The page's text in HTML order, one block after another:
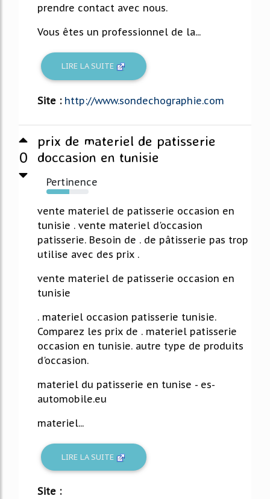
prendre contact avec nous.
Vous êtes un professionnel de la...
LIRE LA SUITE
Site : http://www.sondechographie.com
0
prix de materiel de patisserie
doccasion en tunisie
Pertinence
54%
vente materiel de patisserie occasion en
tunisie . vente materiel d'occasion
patisserie. Besoin de . de pâtisserie pas trop
utilise avec des prix .
vente materiel de patisserie occasion en
tunisie
. materiel occasion patisserie tunisie.
Comparez les prix de . materiel patisserie
occasion en tunisie. autre type de produits
d'occasion.
materiel du patisserie en tunise - es-
automobile.eu
materiel...
LIRE LA SUITE
Site :